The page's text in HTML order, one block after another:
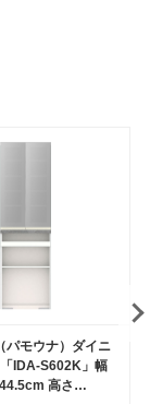
パモウナ）ダイニ
IDA-S602K」幅
高さ